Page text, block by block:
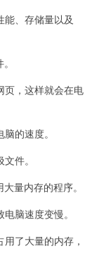
、存储量以及
，这样就会在电
的速度。
件。
量内存的程序。
脑速度变慢。
了大量的内存，